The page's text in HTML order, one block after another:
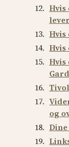
Hvis
Hvis
Hvis
og